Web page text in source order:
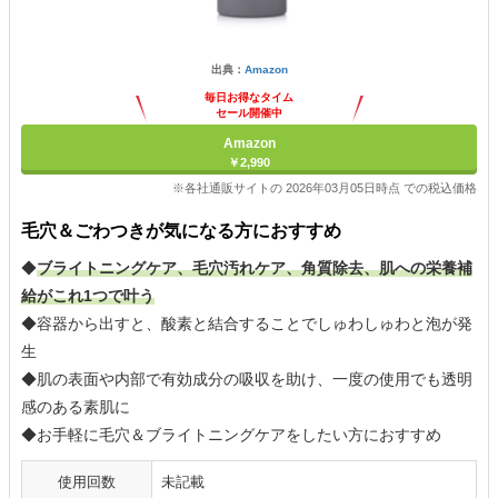
出典： Amazon
毎日お得なタイム
セール開催中
Amazon
￥2,990
※各社通販サイトの 2026年03月05日時点 での税込価格
毛穴＆ごわつきが気になる方におすすめ
◆ブライトニングケア、毛穴汚れケア、角質除去、肌への栄養補
給がこれ1つで叶う
◆容器から出すと、酸素と結合することでしゅわしゅわと泡が発
生
◆肌の表面や内部で有効成分の吸収を助け、一度の使用でも透明
感のある素肌に
◆お手軽に毛穴＆ブライトニングケアをしたい方におすすめ
使用回数 未記載